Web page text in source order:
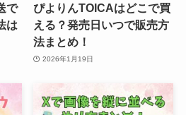
で
は
ぴよりんTOICAはどこで買
える？発売日いつで販売方
法まとめ！
2026年1月19日